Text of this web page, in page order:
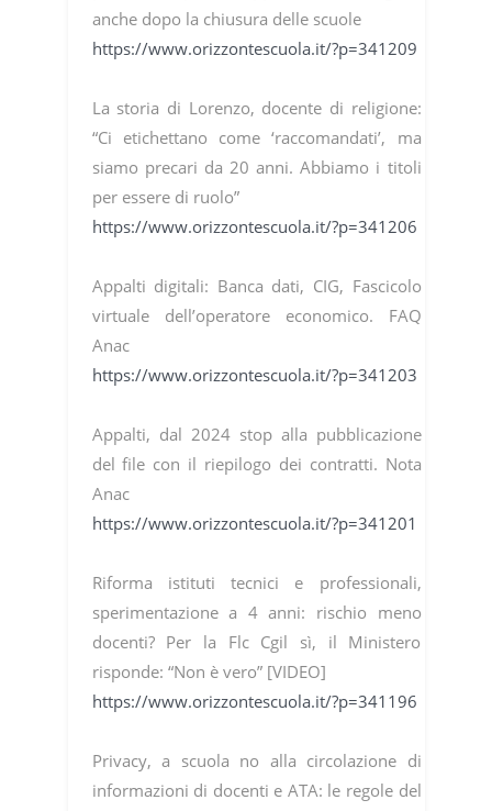
anche dopo la chiusura delle scuole
https://www.orizzontescuola.it/?p=341209
La storia di Lorenzo, docente di religione:
“Ci etichettano come ‘raccomandati’, ma
siamo precari da 20 anni. Abbiamo i titoli
per essere di ruolo”
https://www.orizzontescuola.it/?p=341206
Appalti digitali: Banca dati, CIG, Fascicolo
virtuale dell’operatore economico. FAQ
Anac
https://www.orizzontescuola.it/?p=341203
Appalti, dal 2024 stop alla pubblicazione
del file con il riepilogo dei contratti. Nota
Anac
https://www.orizzontescuola.it/?p=341201
Riforma istituti tecnici e professionali,
sperimentazione a 4 anni: rischio meno
docenti? Per la Flc Cgil sì, il Ministero
risponde: “Non è vero” [VIDEO]
https://www.orizzontescuola.it/?p=341196
Privacy, a scuola no alla circolazione di
informazioni di docenti e ATA: le regole del